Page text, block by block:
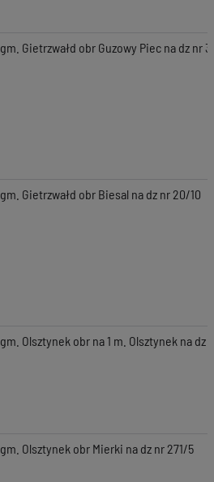
gm. Gietrzwałd obr Guzowy Piec na dz nr
gm. Gietrzwałd obr Biesal na dz nr 20/10
gm. Olsztynek obr na 1 m. Olsztynek na dz
gm. Olsztynek obr Mierki na dz nr 271/5